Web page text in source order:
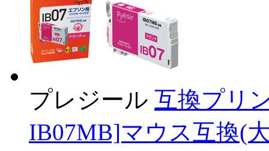
プレジール 互換プリ
IB07MB]マウス互換(